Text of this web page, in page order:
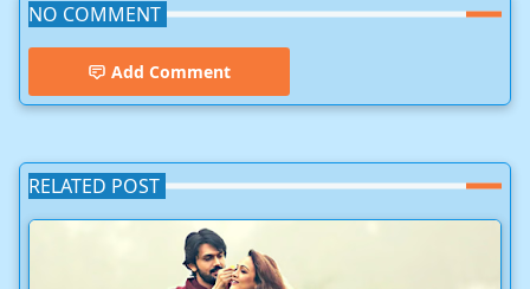
NO COMMENT
Add Comment
RELATED POST